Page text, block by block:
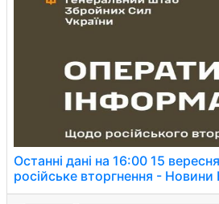
Останні дані на 16:00 15
російське вторгнення - Новини